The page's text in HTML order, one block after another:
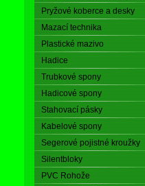
Pryžové koberce a desky
Mazací technika
Plastické mazivo
Hadice
Trubkové spony
Hadicové spony
Stahovací pásky
Kabelové spony
Segerové pojistné kroužky
Silentbloky
PVC Rohože